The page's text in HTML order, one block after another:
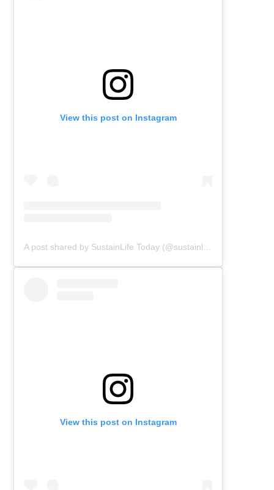
View this post on Instagram
A post shared by SustainLife Today (@sustainlifetoday)
View this post on Instagram